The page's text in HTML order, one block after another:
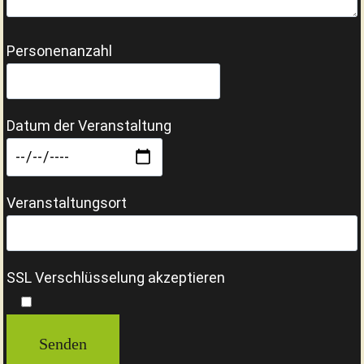
Personenanzahl
Datum der Veranstaltung
Veranstaltungsort
SSL Verschlüsselung akzeptieren